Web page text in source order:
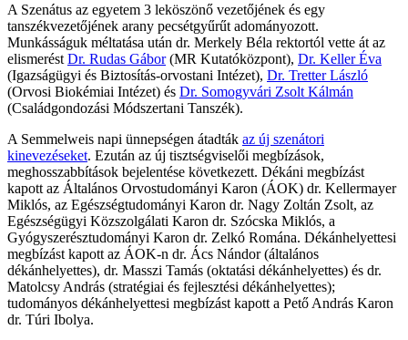
A Szenátus az egyetem 3 leköszönő vezetőjének és egy
tanszékvezetőjének arany pecsétgyűrűt adományozott.
Munkásságuk méltatása után dr. Merkely Béla rektortól vette át az
elismerést Dr. Rudas Gábor(MR Kutatóközpont), Dr. Keller Éva
(Igazságügyi és Biztosítás-orvostani Intézet), Dr. Tretter László
(Orvosi Biokémiai Intézet) és Dr. Somogyvári Zsolt Kálmán
(Családgondozási Módszertani Tanszék).
A Semmelweis napi ünnepségen átadták az új szenátori
kinevezéseket. Ezután az új tisztségviselői megbízások,
meghosszabbítások bejelentése következett. Dékáni megbízást
kapott az Általános Orvostudományi Karon (ÁOK) dr. Kellermayer
Miklós, az Egészségtudományi Karon dr. Nagy Zoltán Zsolt, az
Egészségügyi Közszolgálati Karon dr. Szócska Miklós, a
Gyógyszerésztudományi Karon dr. Zelkó Romána. Dékánhelyettesi
megbízást kapott az ÁOK-n dr. Ács Nándor (általános
dékánhelyettes), dr. Masszi Tamás (oktatási dékánhelyettes) és dr.
Matolcsy András (stratégiai és fejlesztési dékánhelyettes);
tudományos dékánhelyettesi megbízást kapott a Pető András Karon
dr. Túri Ibolya.